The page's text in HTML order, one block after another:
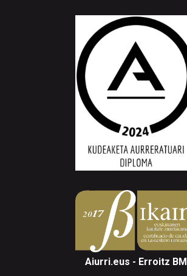
Aiurri.eus - Erroitz BM